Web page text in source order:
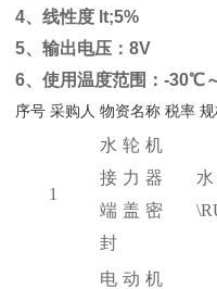
4、线性度 lt;5%
5、输出电压：8V
6、使用温度范围：-30℃
序号 采购人 物资名称 税率
1
水轮机
接力器
端盖密
封
电动机